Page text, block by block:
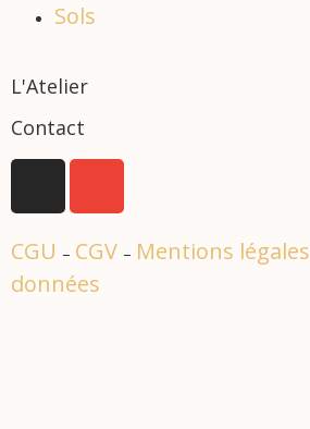
Sols
L'Atelier
Contact
CGU – CGV – Mentions légales
données